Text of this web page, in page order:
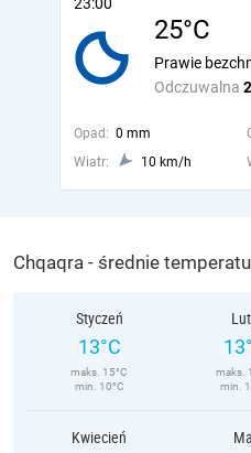
25°C
Odczuwalna
Prawie
Opad: 0 mm
Wiatr:
10 km/h
Chqaqra - średnie
Styczeń
13°C
maks. 15°C
min. 10°C
maks.
min.
Kwiecień